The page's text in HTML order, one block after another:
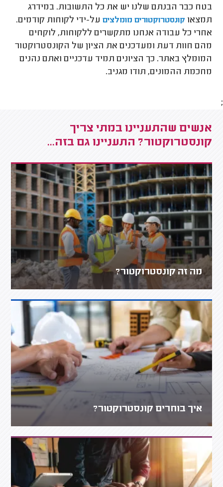
בטח כבר הבנתם שלנו יש את כל התשובות. במידרג
תמצאו קונסטרוקטורים מומלצים על-ידי לקוחות קודמים.
אחרי כל עבודה אנחנו מתקשרים ללקוחות, לוקחים
מהם חוות דעת ומעדכנים את הציון של הקונסטרוקטור
המומלץ באתר. כך הציונים תמיד עדכניים ואתם נהנים
מחכמת ההמונים, תודו מגניב.
;
אנשים שהתעניינו במתי צריך
קונסטרוקטור? התעניינו גם בזה...
מה זה קונסטרוקטור?
איך בוחרים קונסטרוקטור?